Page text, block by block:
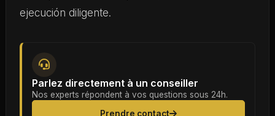
ejecución diligente.
Parlez directement à un conseiller
Nos experts répondent à vos questions sous 24h.
Prendre contact